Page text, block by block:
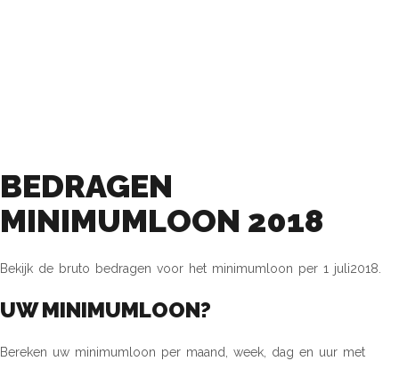
BEDRAGEN
MINIMUMLOON 2018
Bekijk de bruto bedragen voor het minimumloon per 1 juli2018.
UW MINIMUMLOON?
Bereken uw minimumloon per maand, week, dag en uur met